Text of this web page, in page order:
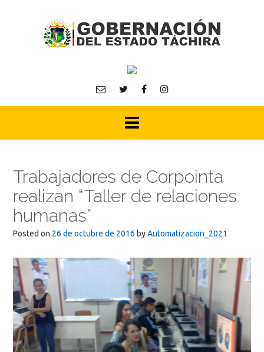
Trabajadores de Corpointa
realizan “Taller de relaciones
humanas”
Posted on 26 de octubre de 2016 byAutomatizacion_2021